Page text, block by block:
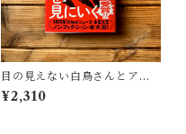
目の見えない白鳥さんとアー
トを見にいく | 川内 有緒
¥2,310